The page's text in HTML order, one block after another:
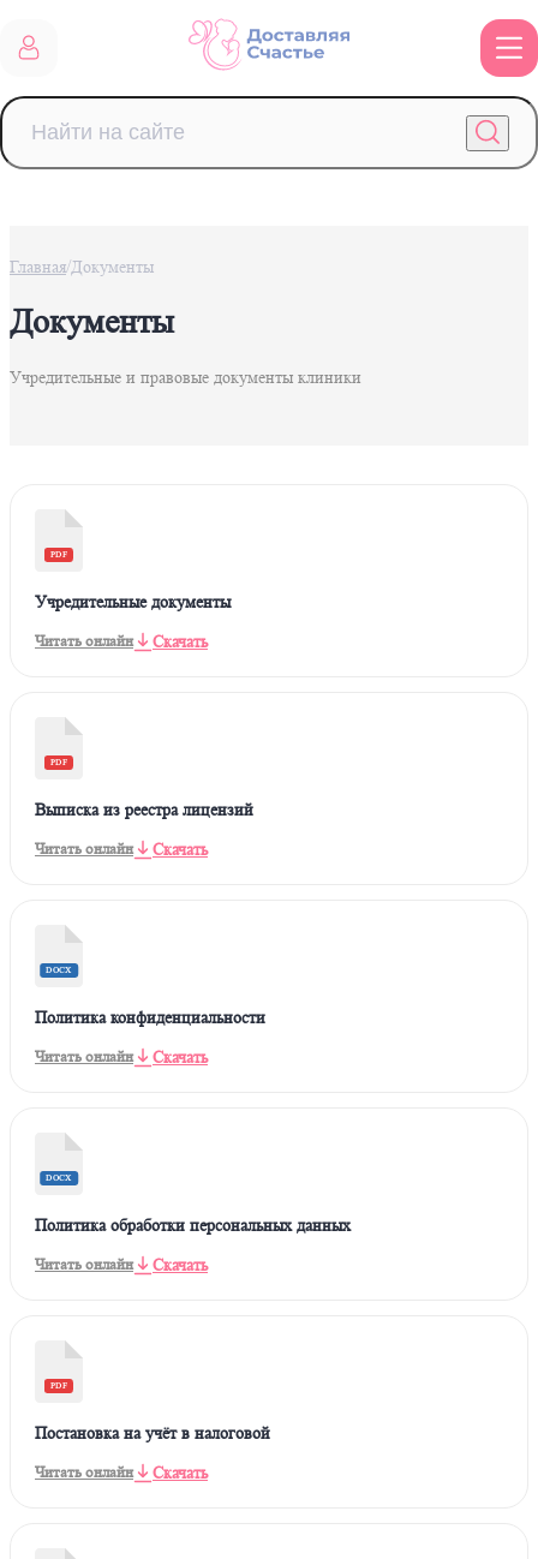
Главная/Документы
Документы
Учредительные и правовые документы клиники
PDF
Учредительные документы
Читать онлайн Скачать
PDF
Выписка из реестра лицензий
Читать онлайн Скачать
DOCX
Политика конфиденциальности
Читать онлайн Скачать
DOCX
Политика обработки персональных данных
Читать онлайн Скачать
PDF
Постановка на учёт в налоговой
Читать онлайн Скачать